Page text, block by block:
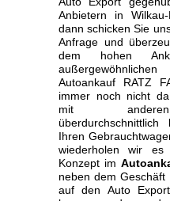
Anbietern in
dann schicken Sie
Anfrage und
dem hohen
Autoankauf RATZ
immer noch nicht
mit anderen
Ihren
wiederholen wir es
Konzept im
neben dem
auf den Auto